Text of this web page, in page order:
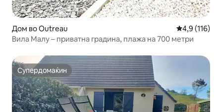
Дом во Outreau Просечна
4,9 (116)
Вила Малу – приватна градина, плажа на 700 метри
Супердомаќин
Супердомаќин